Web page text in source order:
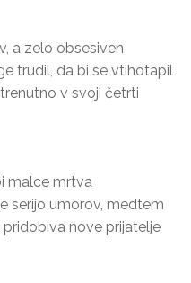
a zelo obsesiven
trudil, da bi se vtihotapil
v svoji četrti
malce mrtva
serijo umorov, medtem
nove prijatelje